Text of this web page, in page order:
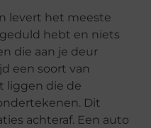
levert het meeste
hebt en niets
die aan je deur
een soort van
liggen die de
Dit
achteraf. Een auto